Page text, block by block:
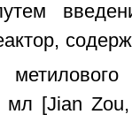
мл [Jian